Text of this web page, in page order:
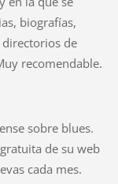
biografías,
directorios de
recomendable.
sobre blues.
de su web
cada mes.